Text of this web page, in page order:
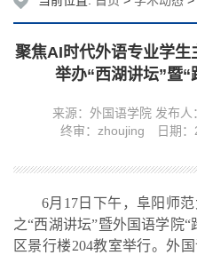
聚焦AI时代外语专业学
举办“西湖讲坛”暨
来源：外国语学院 发布人
终审：zhoujing
日期
6月17日下午，阜阳师
之“西湖讲坛”暨外国语学院
区景行楼204教室举行。外